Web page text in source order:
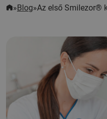
»Blog»Az első Smilezor®